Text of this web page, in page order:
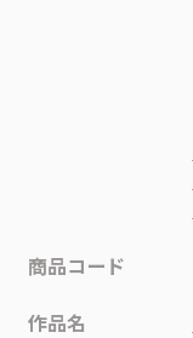
商品コード
作品名